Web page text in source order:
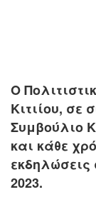
Ο
Κιτιίου, σε
Συμβούλιο
και κάθε
εκδηλώσεις
2023.